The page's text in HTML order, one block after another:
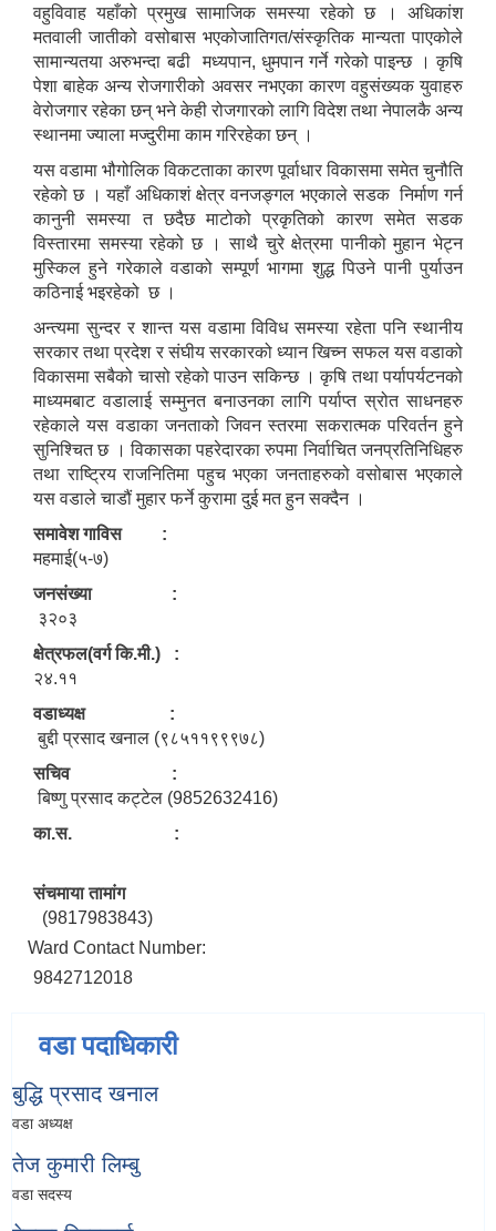
वहुविवाह यहाँको प्रमुख सामाजिक समस्या रहेको छ । अधिकांश
मतवाली जातीको वसोबास भएकोजातिगत/संस्कृतिक मान्यता पाएकोले
सामान्यतया अरुभन्दा बढी मध्यपान, धुमपान गर्ने गरेको पाइन्छ । कृषि
पेशा बाहेक अन्य रोजगारीको अवसर नभएका कारण वहुसंख्यक युवाहरु
वेरोजगार रहेका छन् भने केही रोजगारको लागि विदेश तथा नेपालकै अन्य
स्थानमा ज्याला मज्दुरीमा काम गरिरहेका छन् ।
यस वडामा भौगोलिक विकटताका कारण पूर्वाधार विकासमा समेत चुनौति
रहेको छ । यहाँ अधिकाशं क्षेत्र वनजङ्गल भएकाले सडक निर्माण गर्न
कानुनी समस्या त छदैछ माटोको प्रकृतिको कारण समेत सडक
विस्तारमा समस्या रहेको छ । साथै चुरे क्षेत्रमा पानीको मुहान भेट्न
मुस्किल हुने गरेकाले वडाको सम्पूर्ण भागमा शुद्ध पिउने पानी पुर्याउन
कठिनाई भइरहेको छ ।
अन्त्यमा सुन्दर र शान्त यस वडामा विविध समस्या रहेता पनि स्थानीय
सरकार तथा प्रदेश र संघीय सरकारको ध्यान खिच्न सफल यस वडाको
विकासमा सबैको चासो रहेको पाउन सकिन्छ । कृषि तथा पर्यापर्यटनको
माध्यमबाट वडालाई सम्मुनत बनाउनका लागि पर्याप्त स्रोत साधनहरु
रहेकाले यस वडाका जनताको जिवन स्तरमा सकरात्मक परिवर्तन हुने
सुनिश्चित छ । विकासका पहरेदारका रुपमा निर्वाचित जनप्रतिनिधिहरु
तथा राष्ट्रिय राजनितिमा पहुच भएका जनताहरुको वसोबास भएकाले
यस वडाले चाडौं मुहार फर्ने कुरामा दुई मत हुन सक्दैन ।
समावेश गाविस :
महमाई(५-७)
जनसंख्या :
३२०३
क्षेत्रफल(वर्ग कि.मी.) :
२४.११
वडाध्यक्ष :
बुद्दी प्रसाद खनाल (९८५११९९९७८)
सचिव :
बिष्णु प्रसाद कट्टेल (9852632416)
का.स. :
संचमाया तामांग
(9817983843)
Ward Contact Number:
9842712018
वडा पदाधिकारी
बुद्धि प्रसाद खनाल
वडा अध्यक्ष
तेज कुमारी लिम्बु
वडा सदस्य